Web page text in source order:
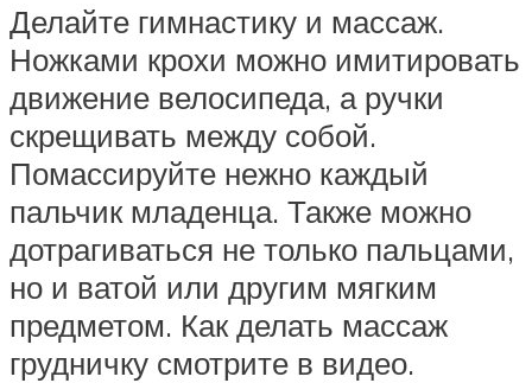
Делайте гимнастику и массаж.
Ножками крохи можно имитировать
движение велосипеда, а ручки
скрещивать между собой.
Помассируйте нежно каждый
пальчик младенца. Также можно
дотрагиваться не только пальцами,
но и ватой или другим мягким
предметом. Как делать массаж
грудничку смотрите в видео.